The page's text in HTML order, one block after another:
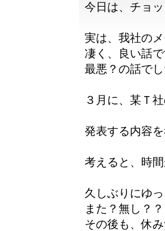
今日は、チョ
実は、我社の
凄く、良い話
最悪？の話で
３月に、某Ｔ
発表する内容
考えると、時
久しぶりにゆ
また？無し？？
その後も、休